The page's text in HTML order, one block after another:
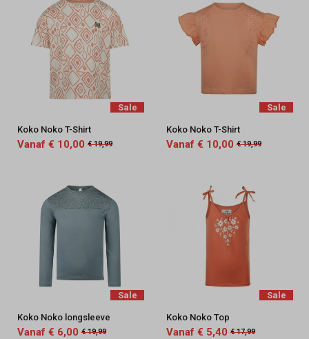
Sale
Koko Noko T-Shirt
Vanaf € 10,00 € 19,99
Sale
Koko Noko T-Shirt
Vanaf € 10,00 € 19,99
Sale
Koko Noko longsleeve
Vanaf € 6,00 € 19,99
Sale
Koko Noko Top
Vanaf € 5,40 € 17,99